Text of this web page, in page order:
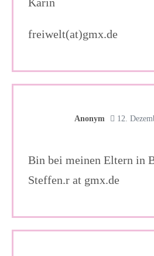
Karin
freiwelt(at)gmx.de
Anonym 12.
Bin bei meinen Eltern in
Steffen.r at gmx.de